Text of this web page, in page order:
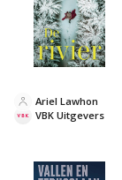
VBK Uitgevers
Ariel Lawhon